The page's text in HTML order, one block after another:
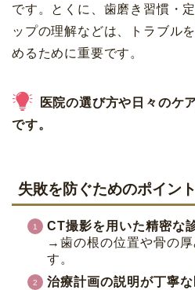
です。とくに、歯磨き習慣・
ップの理解などは、トラブル
めるために重要です。
医院の選び方や日々のケ
です。
失敗を防ぐためのポイント
CT撮影を用いた精密な
→歯の根の位置や骨の厚
す。
治療計画の説明が丁寧